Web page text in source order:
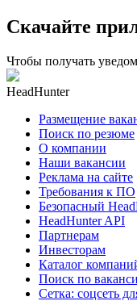
Скачайте
Чтобы получать
HeadHunter
Размещение
Поиск по резюме
О компании
Наши вакансии
Реклама на сайте
Требования к ПО
Безопасный
HeadHunter API
Партнерам
Инвесторам
Каталог
Поиск по
Сетка: соцсеть